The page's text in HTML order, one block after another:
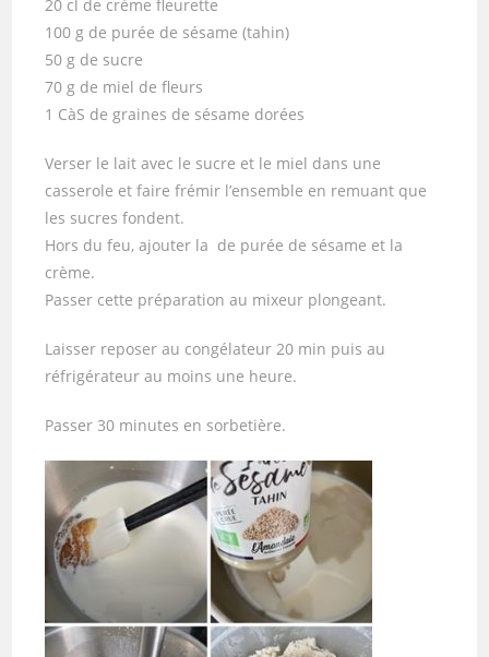
20 cl de crème fleurette
100 g de purée de sésame (tahin)
50 g de sucre
70 g de miel de fleurs
1 CàS de graines de sésame dorées
Verser le lait avec le sucre et le miel dans une
casserole et faire frémir l’ensemble en remuant que
les sucres fondent.
Hors du feu, ajouter la de purée de sésame et la
crème.
Passer cette préparation au mixeur plongeant.
Laisser reposer au congélateur 20 min puis au
réfrigérateur au moins une heure.
Passer 30 minutes en sorbetière.